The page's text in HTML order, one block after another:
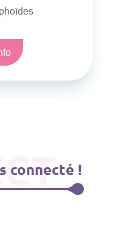
connecté !